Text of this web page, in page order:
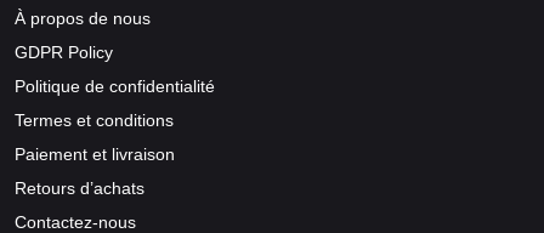
À propos de nous
GDPR Policy
Politique de confidentialité
Termes et conditions
Paiement et livraison
Retours d’achats
Contactez-nous